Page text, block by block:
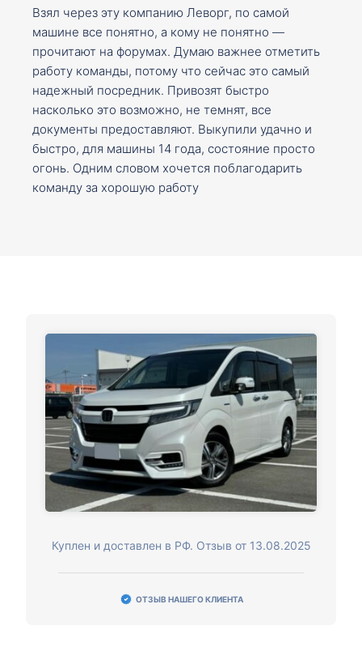
Взял через эту компанию Леворг, по самой
машине все понятно, а кому не понятно —
прочитают на форумах. Думаю важнее отметить
работу команды, потому что сейчас это самый
надежный посредник. Привозят быстро
насколько это возможно, не темнят, все
документы предоставляют. Выкупили удачно и
быстро, для машины 14 года, состояние просто
огонь. Одним словом хочется поблагодарить
команду за хорошую работу
Куплен и доставлен в РФ. Отзыв от 13.08.2025
ОТЗЫВ НАШЕГО КЛИЕНТА